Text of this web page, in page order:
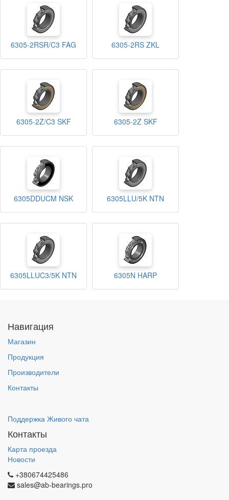
6305-2RSR/C3 FAG 6305-2RS ZKL
6305-2Z/C3 SKF 6305-2Z SKF
6305DDUCM NSK 6305LLU/5K NTN
6305LLUC3/5K NTN 6305N HARP
Навигация
Магазин
Продукция
Производители
Контакты
Поддержка Живого чата
Контакты
Карта проезда
Новости
+380674425486
sales@ab-bearings.pro